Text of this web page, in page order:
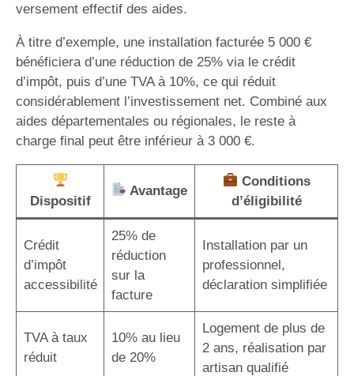
versement effectif des aides.
À titre d’exemple, une installation facturée 5 000 €
bénéficiera d’une réduction de 25% via le crédit
d’impôt, puis d’une TVA à 10%, ce qui réduit
considérablement l’investissement net. Combiné aux
aides départementales ou régionales, le reste à
charge final peut être inférieur à 3 000 €.
Dispositif
Avantage
Conditions
d’éligibilité
Crédit
d’impôt
accessibilité
25% de
réduction
sur la
facture
Installation par un
professionnel,
déclaration simplifiée
TVA à taux
réduit
10% au lieu
de 20%
Logement de plus de
2 ans, réalisation par
artisan qualifié